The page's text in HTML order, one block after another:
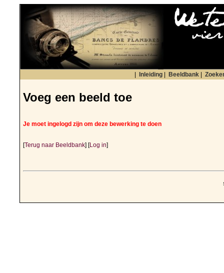
Inleiding Beeldbank
Voeg een beeld toe
Je moet ingelogd zijn om deze bewerking te doen
[Terug naar Beeldbank] [Log in]